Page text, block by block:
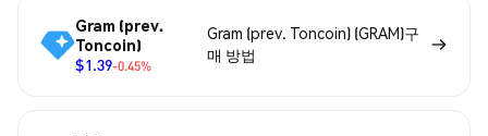
Gram (prev.
Toncoin)
$1.39-0.45%
Gram (prev. Toncoin) (GRAM)구
매 방법